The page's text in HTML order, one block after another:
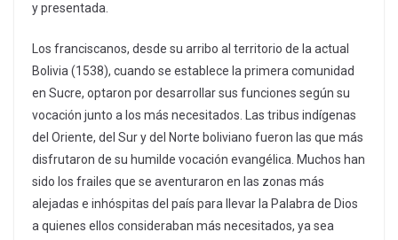
y presentada.
Los franciscanos, desde su arribo al territorio de la actual
Bolivia (1538), cuando se establece la primera comunidad
en Sucre, optaron por desarrollar sus funciones según su
vocación junto a los más necesitados. Las tribus indígenas
del Oriente, del Sur y del Norte boliviano fueron las que más
disfrutaron de su humilde vocación evangélica. Muchos han
sido los frailes que se aventuraron en las zonas más
alejadas e inhóspitas del país para llevar la Palabra de Dios
a quienes ellos consideraban más necesitados, ya sea